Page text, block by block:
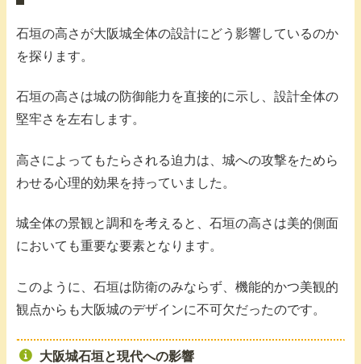
石垣の高さが大阪城全体の設計にどう影響しているのか
を探ります。
石垣の高さは城の防御能力を直接的に示し、設計全体の
堅牢さを左右します。
高さによってもたらされる迫力は、城への攻撃をためら
わせる心理的効果を持っていました。
城全体の景観と調和を考えると、石垣の高さは美的側面
においても重要な要素となります。
このように、石垣は防衛のみならず、機能的かつ美観的
観点からも大阪城のデザインに不可欠だったのです。
大阪城石垣と現代への影響